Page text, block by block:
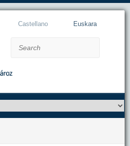
Castellano Euskara